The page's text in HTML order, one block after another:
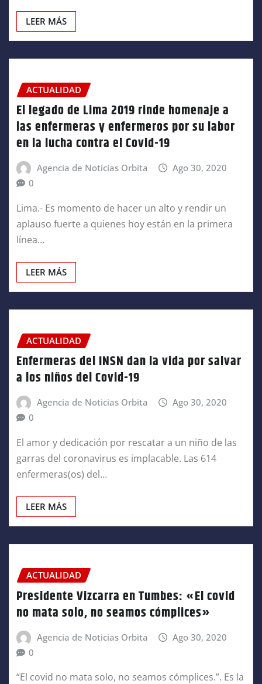
LEER MÁS
ACTUALIDAD
El legado de Lima 2019 rinde homenaje a
las enfermeras y enfermeros por su labor
en la lucha contra el Covid-19
Agencia de Noticias Orbita
Ago 30, 2020
0
Lima.- Es momento de hacer un alto y rendir un
aplauso fuerte a quienes hoy están en la primera
línea…
LEER MÁS
ACTUALIDAD
Enfermeras del INSN dan la vida por salvar
a los niños del Covid-19
Agencia de Noticias Orbita
Ago 30, 2020
0
El amor y dedicación por rescatar a un niño de las
garras del coronavirus es implacable. Las 614
enfermeras(os) del…
LEER MÁS
ACTUALIDAD
Presidente Vizcarra en Tumbes: «El covid
no mata solo, no seamos cómplices»
Agencia de Noticias Orbita
Ago 30, 2020
0
“El covid no mata solo, no seamos cómplices.”. Es la